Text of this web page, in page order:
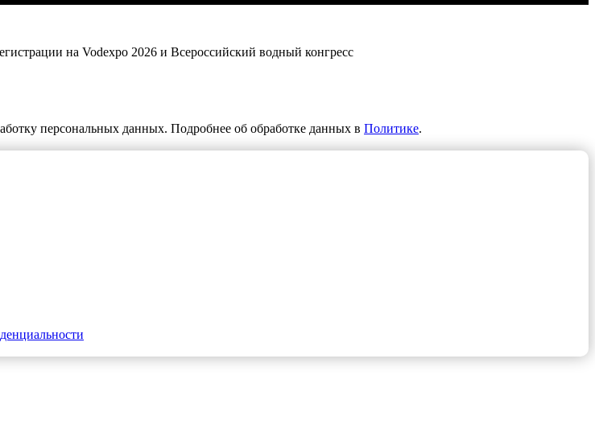
на Vodexpo 2026 и Всероссийский водный конгресс
персональных данных. Подробнее об обработке данных в Политике.